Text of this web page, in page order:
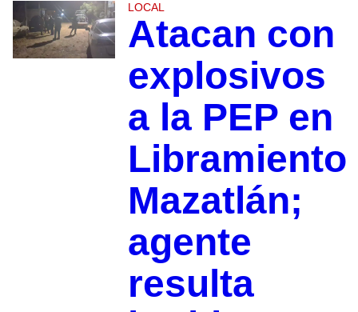
LOCAL
Atacan con
explosivos
a la PEP en
Libramiento
Mazatlán;
agente
resulta